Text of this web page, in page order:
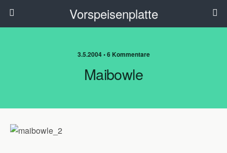
Vorspeisenplatte
3.5.2004 • 6 Kommentare
Maibowle